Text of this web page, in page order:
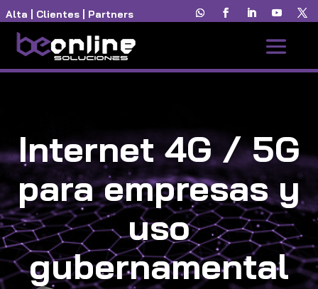
Alta Clientes Partners
Internet 4G / 5G
para empresas y
uso
gubernamental